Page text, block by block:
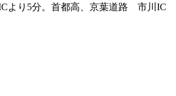
り5分。首都高、京葉道路 市川IC